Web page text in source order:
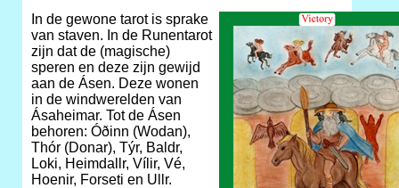
In de gewone tarot is sprake
van staven. In de Runentarot
zijn dat de (magische)
speren en deze zijn gewijd
aan de Ásen. Deze wonen
in de windwerelden van
Ásaheimar. Tot de Ásen
behoren: Óðinn (Wodan),
Thór (Donar), Týr, Baldr,
Loki, Heimdallr, Vílir, Vé,
Hoenir, Forseti en Ullr.